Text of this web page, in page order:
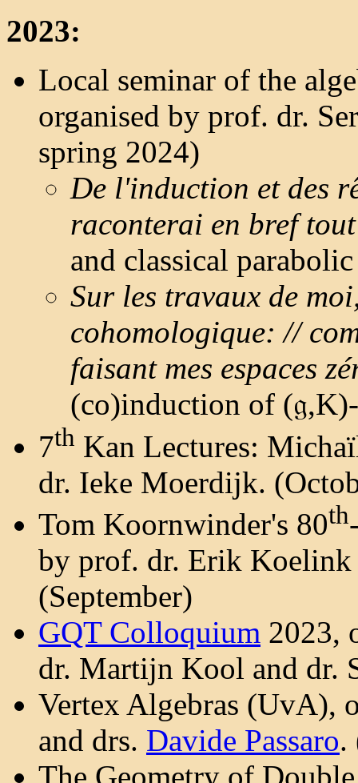
2023:
Local seminar of the
organised by prof. dr.
spring 2024)
De l'induction et des
raconterai en bref
and classical
Sur les travaux de
cohomologique: //
faisant mes espaces
(co)induction of
7th Kan Lectures:
dr. Ieke Moerdijk.
Tom Koornwinder's 80th
by prof. dr. Erik Koelink
(September)
GQT Colloquium 2023,
dr. Martijn Kool and dr.
Vertex Algebras (UvA),
and drs. Davide Passaro.
The Geometry of